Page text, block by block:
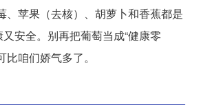
、苹果（去核）、胡萝卜和香蕉都是
安全。别再把葡萄当成“健康零
咱们娇气多了。